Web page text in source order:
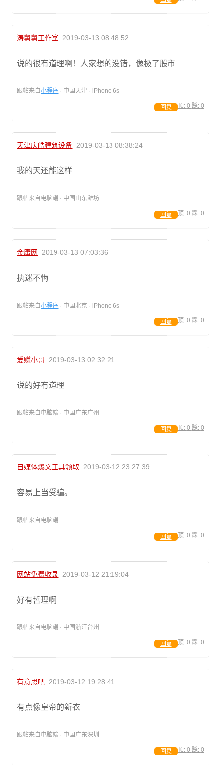
涛舅舅工作室 2019-03-13 08:48:52
说的很有道理啊！人家想的没错，像极了股市
跟帖来自小程序 · 中国天津 · iPhone 6s
顶: 0 踩: 0
回复
天津庆皓建筑设备 2019-03-13 08:38:24
我的天还能这样
跟帖来自电脑端 · 中国山东潍坊
顶: 0 踩: 0
回复
金庸网 2019-03-13 07:03:36
执迷不悔
跟帖来自小程序 · 中国北京 · iPhone 6s
顶: 0 踩: 0
回复
爱赚小哥 2019-03-13 02:32:21
说的好有道理
跟帖来自电脑端 · 中国广东广州
顶: 0 踩: 0
回复
自媒体爆文工具领取 2019-03-12 23:27:39
容易上当受骗。
跟帖来自电脑端
顶: 0 踩: 0
回复
网站免费收录 2019-03-12 21:19:04
好有哲理啊
跟帖来自电脑端 · 中国浙江台州
顶: 0 踩: 0
回复
有意思吧 2019-03-12 19:28:41
有点像皇帝的新衣
跟帖来自电脑端 · 中国广东深圳
顶: 0 踩: 0
回复